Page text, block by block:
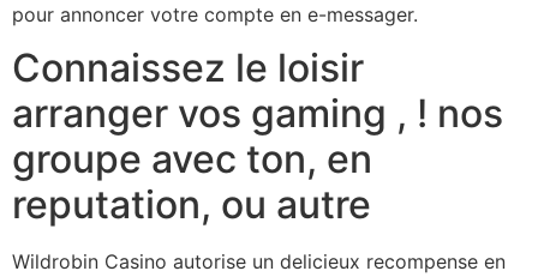
pour annoncer votre compte en e-messager.
Connaissez le loisir
arranger vos gaming , ! nos
groupe avec ton, en
reputation, ou autre
Wildrobin Casino autorise un delicieux recompense en